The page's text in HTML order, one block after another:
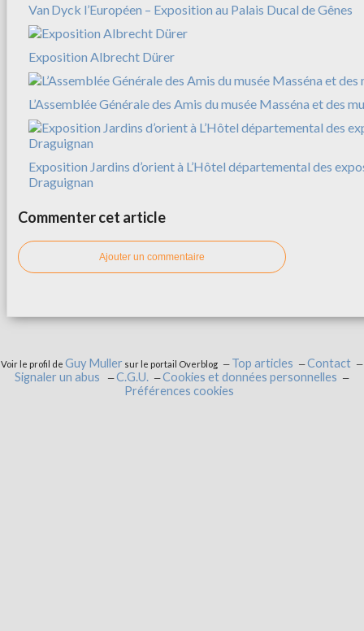
Van Dyck l’Européen – Exposition au Palais Ducal de Gênes
Exposition Albrecht Dürer
L’Assemblée Générale des Amis du musée Masséna et des
Exposition Jardins d’orient à L’Hôtel départemental des
Draguignan
Commenter cet article
Ajouter un commentaire
Voir le profil de Guy Muller sur le portail Overblog Top articles
Contact
Signaler un abus
C.G.U.
Cookies et données personnelles
Préférences cookies